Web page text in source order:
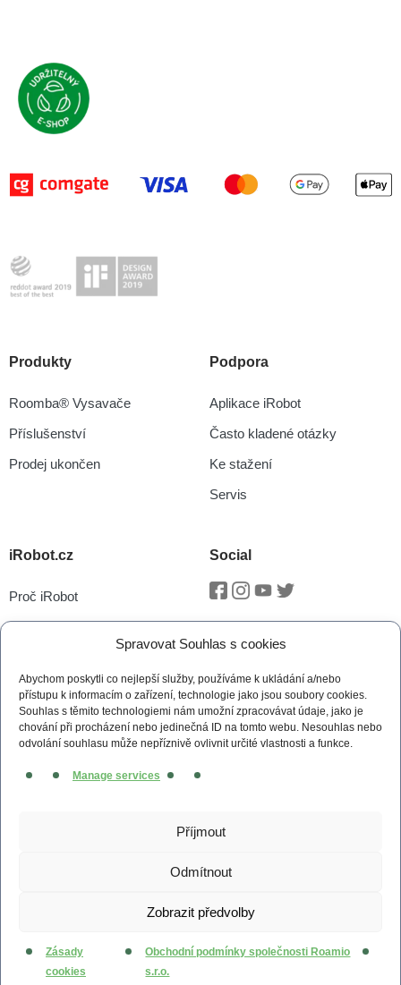
Spravovat Souhlas s cookies
Abychom poskytli co nejlepší služby, používáme k ukládání a/nebo
přístupu k informacím o zařízení, technologie jako jsou soubory cookies.
Souhlas s těmito technologiemi nám umožní zpracovávat údaje, jako je
chování při procházení nebo jedinečná ID na tomto webu. Nesouhlas nebo
odvolání souhlasu může nepříznivě ovlivnit určité vlastnosti a funkce.
Manage services
Příjmout
Odmítnout
Zobrazit předvolby
Zásady
cookies
Obchodní podmínky společnosti Roamio
s.r.o.
Produkty
Roomba® Vysavače
Příslušenství
Prodej ukončen
Podpora
Aplikace iRobot
Často kladené otázky
Ke stažení
Servis
iRobot.cz
Proč iRobot
iRobot OS
Technologie vSLAM®
Novinky
Tiskové zprávy
Kontakt
Social
Facebook
Instagram
Youtube
© 2026 irobot.cz All Rights Reserved